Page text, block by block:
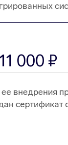
11 000
внедрения
сертификат